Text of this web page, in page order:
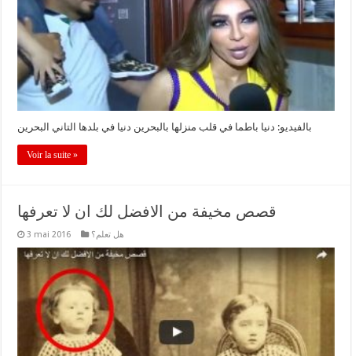
بالفيديو: دنيا باطما في قلب منزلها بالبحرين دنيا في بلدها التاني البحرين
Voir la suite »
قصص مخيفة من الافضل لك ان لا تعرفها
3 mai 2016 هل تعلم؟